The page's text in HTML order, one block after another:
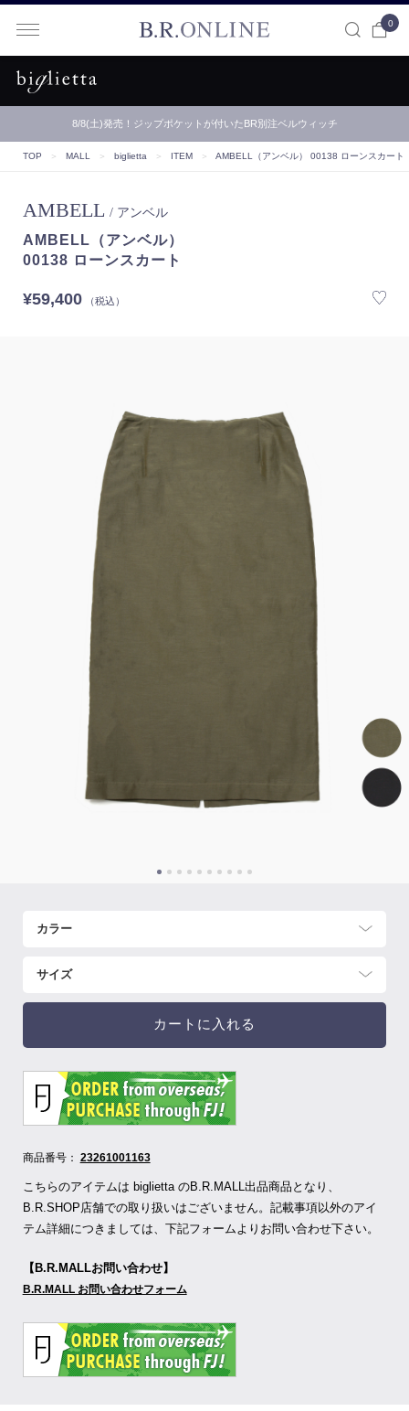
0
【B.R.ONLINE】一部店舗の夏期休業期間とお盆期間による配…
TOP ＞ MALL ＞ biglietta ＞ ITEM ＞ AMBELL（アンベル） 00138 ローンスカート
AMBELL / アンベル
AMBELL（アンベル）
00138 ローンスカート
¥59,400（税込）
カートに入れる
商品番号： 23261001163
こちらのアイテムは biglietta のB.R.MALL出品商品となり、
B.R.SHOP店舗での取り扱いはございません。記載事項以外のアイ
テム詳細につきましては、下記フォームよりお問い合わせ下さい。
【B.R.MALLお問い合わせ】
B.R.MALL お問い合わせフォーム